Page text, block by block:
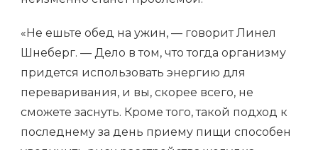
«Не ешьте обед на ужин, — говорит Линел
Шнеберг. — Дело в том, что тогда организму
придется использовать энергию для
переваривания, и вы, скорее всего, не
сможете заснуть. Кроме того, такой подход к
последнему за день приему пищи способен